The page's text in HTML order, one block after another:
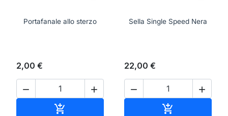
Portafanale allo sterzo
2,00 €
 

Sella Single Speed Nera
22,00 €
 
